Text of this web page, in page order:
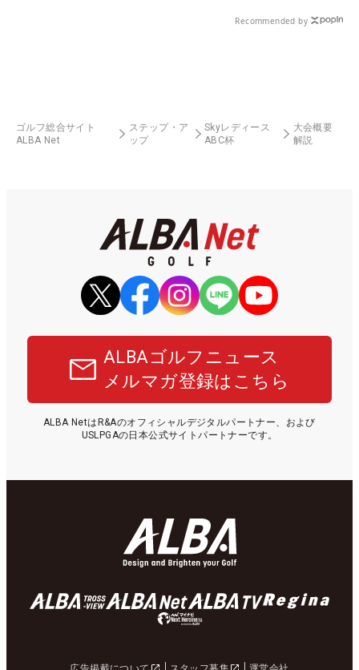
Recommended by
ゴルフ総合サイト
ALBA Net
ステップ・ア
ップ
Skyレディース
ABC杯
大会概要
解説
ALBAゴルフニュース
メルマガ登録はこちら
ALBA NetはR&Aのオフィシャルデジタルパートナー、および
USLPGAの日本公式サイトパートナーです。